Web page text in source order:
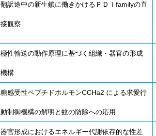
翻訳途中の新生鎖に働きかけるＰＤＩfamilyの直
接観察
極性輸送の動作原理に基づく組織・器官の形成
機構
糖感受性ペプチドホルモンCCHa2 による求愛行
動制御機構の解明と蚊の防除への応用
器官形成におけるエネルギー代謝依存的な性差